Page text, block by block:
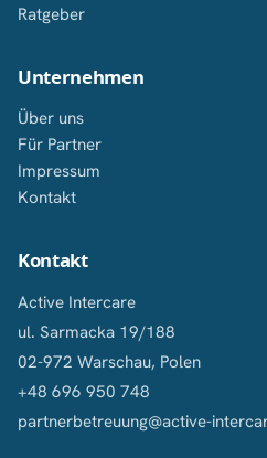
Ratgeber
Unternehmen
Über uns
Für Partner
Impressum
Kontakt
Kontakt
Active Intercare
ul. Sarmacka 19/188
02-972 Warschau, Polen
+48 696 950 748
partnerbetreuung@active-